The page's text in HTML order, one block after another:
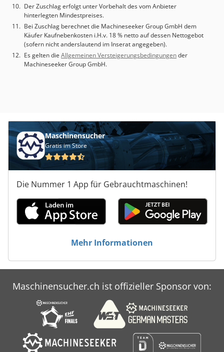
Der Zuschlag erfolgt unter Vorbehalt des vom Anbieter
hinterlegten Mindestpreises.
Bei Zuschlag berechnet die Machineseeker Group GmbH dem
Käufer Kaufnebenkosten i.H.v. 18 % netto auf dessen Nettogebot
(sofern nicht anderslautend im Inserat angegeben).
Es gelten die Allgemeinen Versteigerungsbedingungender
Machineseeker Group GmbH.
Maschinensucher
Gratis im Store
Die Nummer 1 App für Gebrauchtmaschinen!
Mehr Informationen
Maschinensucher.ch ist offizieller Sponsor von: